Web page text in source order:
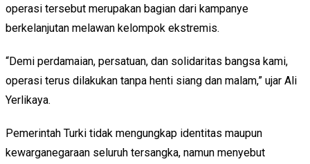
operasi tersebut merupakan bagian dari kampanye
berkelanjutan melawan kelompok ekstremis.
“Demi perdamaian, persatuan, dan solidaritas bangsa kami,
operasi terus dilakukan tanpa henti siang dan malam,” ujar Ali
Yerlikaya.
Pemerintah Turki tidak mengungkap identitas maupun
kewarganegaraan seluruh tersangka, namun menyebut